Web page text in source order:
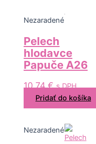
Nezaradené
Pelech
hlodavce
Papuče A26
10,74€ s DPH
Pridať do košíka
Nezaradené